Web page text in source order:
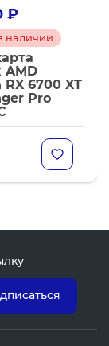
₽
наличии
AMD
RX 6700 XT
Pro